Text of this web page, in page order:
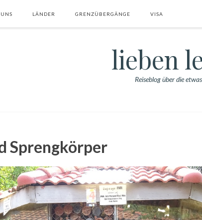
LÄNDER GRENZÜBERGÄNGE VISA
lieben
Reiseblog über die
Sprengkörper